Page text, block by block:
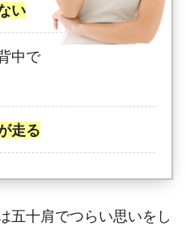
い
中で
走る
五十肩でつらい思いをし